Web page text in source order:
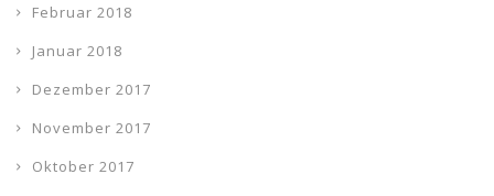
Februar 2018
Januar 2018
Dezember 2017
November 2017
Oktober 2017